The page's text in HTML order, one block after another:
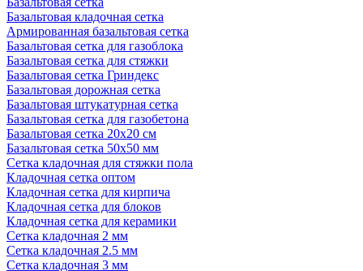
Базальтовая кладочная сетка
Армированная базальтовая сетка
Базальтовая сетка для газоблока
Базальтовая сетка для стяжки
Базальтовая сетка Гриндекс
Базальтовая дорожная сетка
Базальтовая штукатурная сетка
Базальтовая сетка для газобетона
Базальтовая сетка 20x20 см
Базальтовая сетка 50x50 мм
Сетка кладочная для стяжки пола
Кладочная сетка оптом
Кладочная сетка для кирпича
Кладочная сетка для блоков
Кладочная сетка для керамики
Сетка кладочная 2 мм
Сетка кладочная 2.5 мм
Сетка кладочная 3 мм